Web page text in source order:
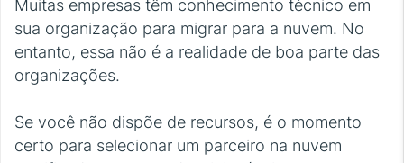
Muitas empresas têm conhecimento técnico em
sua organização para migrar para a nuvem. No
entanto, essa não é a realidade de boa parte das
organizações.
Se você não dispõe de recursos, é o momento
certo para selecionar um parceiro na nuvem